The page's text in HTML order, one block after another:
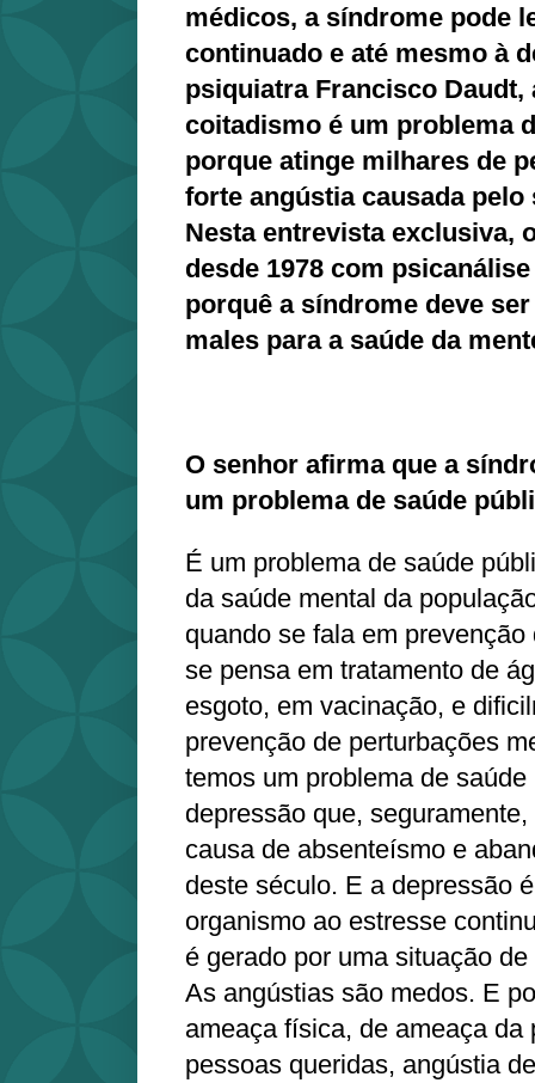
médicos, a síndrome pode
continuado e até mesmo à
psiquiatra Francisco Daudt,
coitadismo é um problema
porque atinge milhares de
forte angústia causada
Nesta entrevista exclusiva,
desde 1978 com
porquê a síndrome deve
males para a saúde da
O senhor afirma que a
um problema de saúde
É um problema de saúde
da saúde mental da
quando se fala em
se pensa em tratamento de
esgoto, em vacinação, e
prevenção de perturbações
temos um problema de
depressão que,
causa de absenteísmo e
deste século. E a depressão
organismo ao estresse
é gerado por uma situação
As angústias são medos. E
ameaça física, de ameaça da
pessoas queridas, angústia